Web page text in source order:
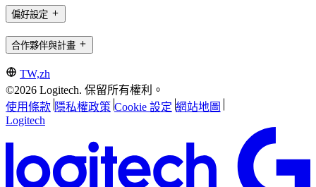
偏好設定
合作夥伴與計畫
TW,zh
©2026 Logitech. 保留所有權利。
使用條款 隱私權政策 Cookie 設定 網站地圖
Logitech